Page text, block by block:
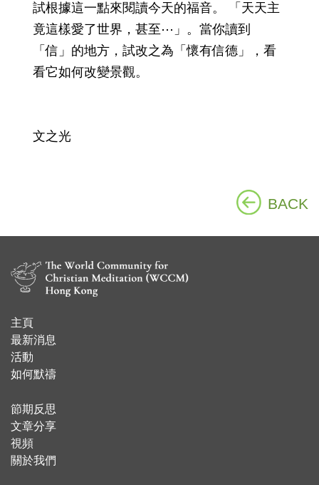
試根據這一點來閱讀今天的福音。 「天天主
竟這樣愛了世界，甚至⋯」。當你讀到
「信」的地方，試改之為「懷有信德」，看
看它如何改變景觀。
文之光
BACK
主頁
​最新消息
活動
如何默禱
節期反思
文章分享
視頻
關於我們